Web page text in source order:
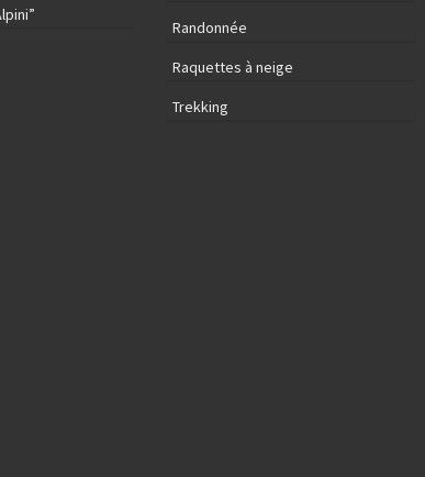
Randonnée
Raquettes à neige
Trekking